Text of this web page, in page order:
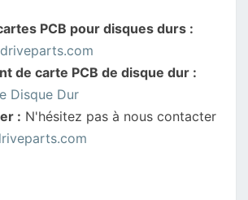
PCB pour disques durs :
de carte PCB de disque dur :
Disque Dur
: N'hésitez pas à nous contacter